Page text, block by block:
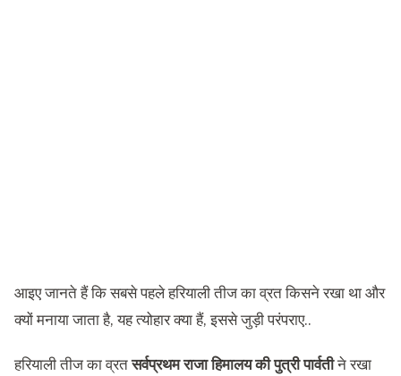
आइए जानते हैं कि सबसे पहले हरियाली तीज का व्रत किसने रखा था और
क्यों मनाया जाता है, यह त्योहार क्या हैं, इससे जुड़ी परंपराए..
हरियाली तीज का व्रतसर्वप्रथम राजा हिमालय की पुत्री पार्वतीने रखा